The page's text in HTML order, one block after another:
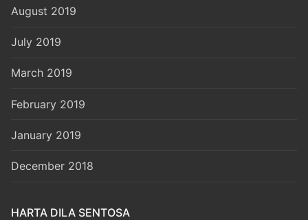
August 2019
July 2019
March 2019
February 2019
January 2019
December 2018
HARTA DILA SENTOSA